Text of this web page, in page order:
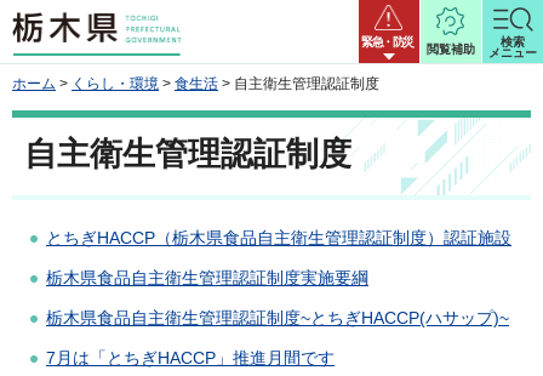
栃木県 緊急・防災
閲覧補助
検索
メニュー
ホーム > くらし・環境 > 食生活 > 自主衛生管理認証制度
自主衛生管理認証制度
とちぎHACCP（栃木県食品自主衛生管理認証制度）認証施設
栃木県食品自主衛生管理認証制度実施要綱
栃木県食品自主衛生管理認証制度~とちぎHACCP(ハサップ)~
7月は「とちぎHACCP」推進月間です